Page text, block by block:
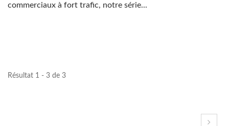
commerciaux à fort trafic, notre série...
Résultat 1 - 3 de 3